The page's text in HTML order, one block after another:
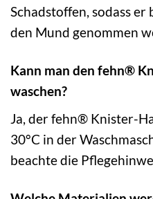
Schadstoffen, sodass er
den Mund genommen
Kann man den fehn®
waschen?
Ja, der fehn® Knister-
30°C in der
beachte die